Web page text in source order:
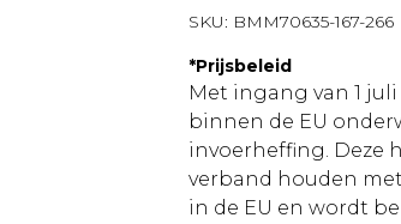
SKU: BMM70635-167-266
*Prijsbeleid
Met ingang van 1
binnen de EU
invoerheffing. Deze
verband houden
in de EU en wordt